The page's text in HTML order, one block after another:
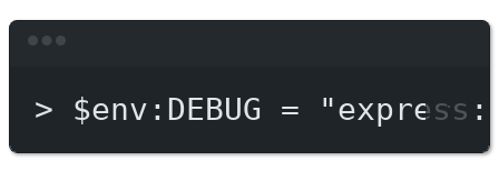
> $env:DEBUG =